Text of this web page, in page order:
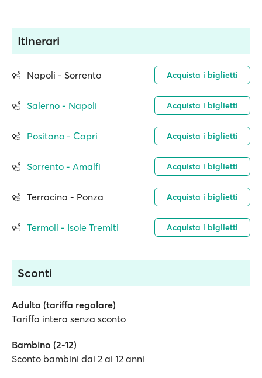
Itinerari
Napoli - Sorrento Acquista i biglietti
Salerno - Napoli Acquista i biglietti
Positano - Capri Acquista i biglietti
Sorrento - Amalfi Acquista i biglietti
Terracina - Ponza Acquista i biglietti
Termoli - Isole Tremiti Acquista i biglietti
Sconti
Adulto (tariffa regolare)
Tariffa intera senza sconto
Bambino (2-12)
Sconto bambini dai 2 ai 12 anni